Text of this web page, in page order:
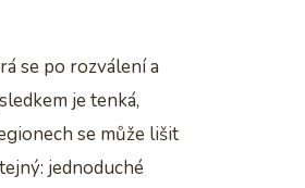
se po rozválení a
je tenká,
se může lišit
jednoduché